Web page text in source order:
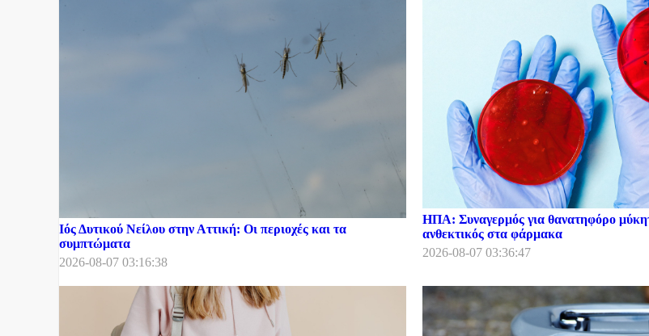
Ιός Δυτικού Νείλου στην Αττική: Οι περιοχές και τα
συμπτώματα
2026-08-07 03:16:38
ΗΠΑ: Συναγερμός για θανατηφόρο
ανθεκτικός στα φάρμακα
2026-08-07 03:36:47